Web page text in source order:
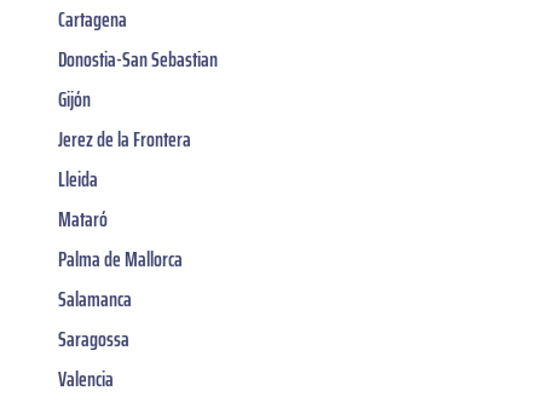
Cartagena
Donostia-San Sebastian
Gijón
Jerez de la Frontera
Lleida
Mataró
Palma de Mallorca
Salamanca
Saragossa
Valencia